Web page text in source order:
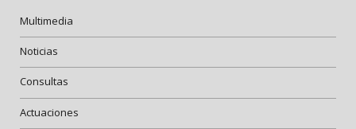
Multimedia
Noticias
Consultas
Actuaciones